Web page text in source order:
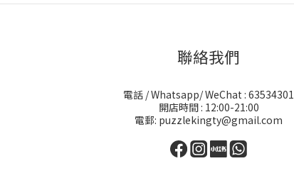
聯絡我們
電話 / Whatsapp/ WeChat : 63534301
開店時間 : 12:00-21:00
電郵: puzzlekingty@gmail.com